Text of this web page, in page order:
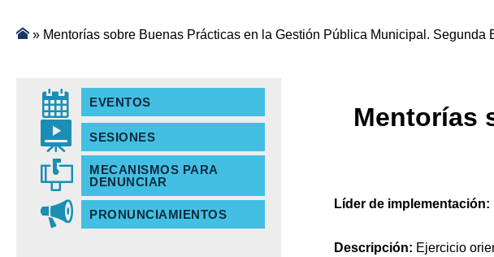
» Mentorías sobre Buenas Prácticas en la Gestión Pública Municipal. Segunda
Mentorías
Líder de implementación:
Descripción: Ejercicio
EVENTOS
SESIONES
MECANISMOS PARA
DENUNCIAR
PRONUNCIAMIENTOS